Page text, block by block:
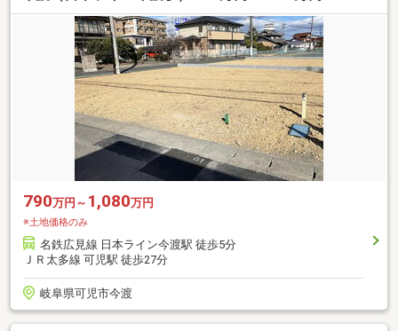
790万円～ 1,080万円
※土地価格のみ
名鉄広見線 日本ライン今渡駅 徒歩5分
ＪＲ太多線 可児駅 徒歩27分
岐阜県可児市今渡